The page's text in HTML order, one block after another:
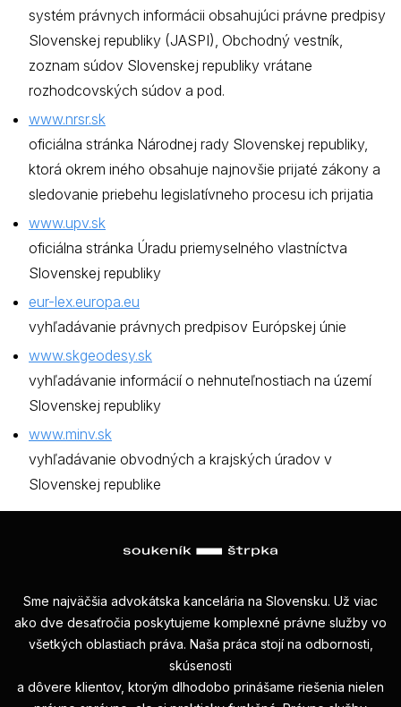
systém právnych informácii obsahujúci právne predpisy
Slovenskej republiky (JASPI), Obchodný vestník,
zoznam súdov Slovenskej republiky vrátane
rozhodcovských súdov a pod.
www.nrsr.sk
oficiálna stránka Národnej rady Slovenskej republiky,
ktorá okrem iného obsahuje najnovšie prijaté zákony a
sledovanie priebehu legislatívneho procesu ich prijatia
www.upv.sk
oficiálna stránka Úradu priemyselného vlastníctva
Slovenskej republiky
eur-lex.europa.eu
vyhľadávanie právnych predpisov Európskej únie
www.skgeodesy.sk
vyhľadávanie informácií o nehnuteľnostiach na území
Slovenskej republiky
www.minv.sk
vyhľadávanie obvodných a krajských úradov v
Slovenskej republike
Sme najväčšia advokátska kancelária na Slovensku. Už viac
ako dve desaťročia poskytujeme komplexné právne služby vo
všetkých oblastiach práva. Naša práca stojí na odbornosti,
skúsenosti
a dôvere klientov, ktorým dlhodobo prinášame riešenia nielen